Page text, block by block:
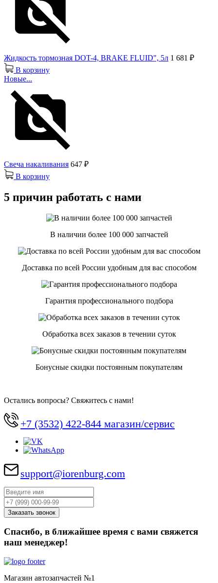
Жидкость тормозная DOT-4, BRAKE FLUID", 5л 1 681 ₽
В корзину
Новые...
Свеча накаливания 647 ₽
В корзину
5 причин работать с нами
В наличии более 100 000 запчастей
Доставка по всей России удобным для вас способом
Гарантия профессионального подбора
Обработка всех заказов в течении суток
Бонусные скидки постоянным покупателям
Остались вопросы? Свяжитесь с нами!
+7 (3532) 422-844 магазин/сервис
support@iorenburg.com
Спасибо, в ближайшее время с вами свяжется
наш менеджер!
Магазин автозапчастей №1